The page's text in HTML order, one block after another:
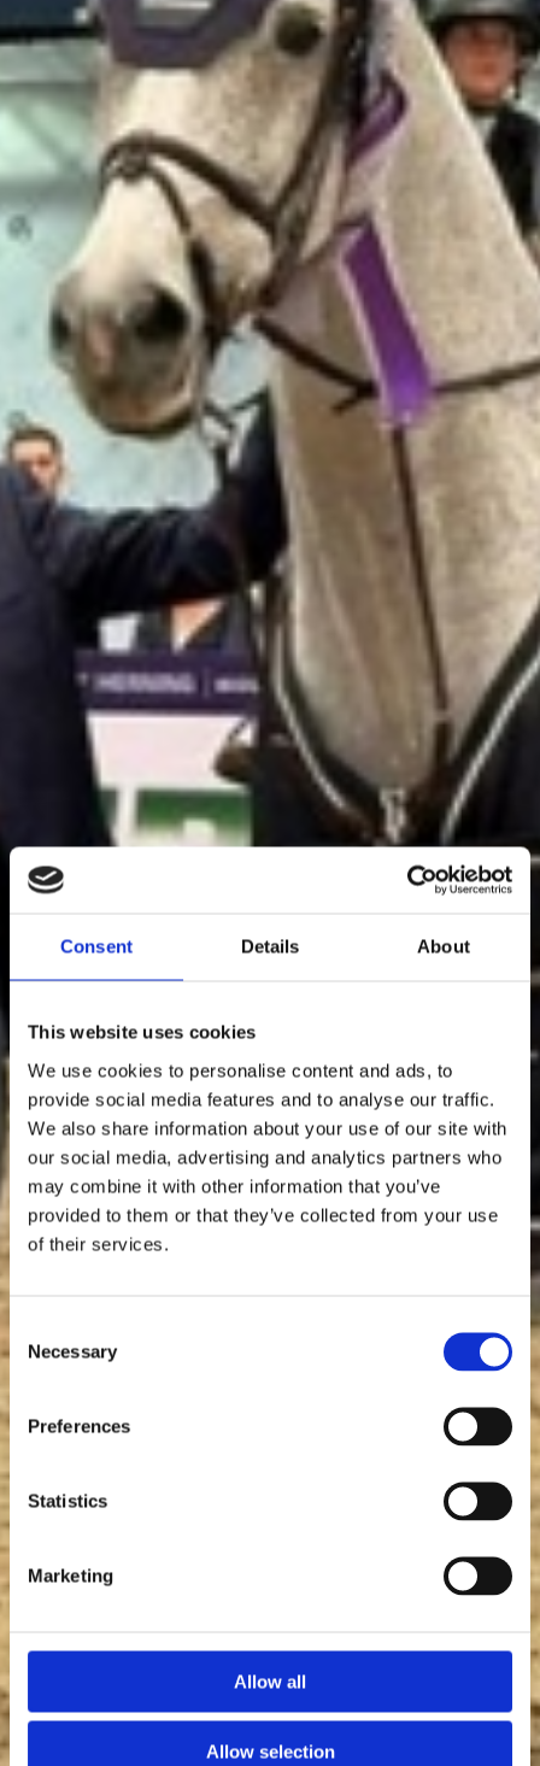
Consent Details About
This website uses cookies
We use cookies to personalise content and ads, to
provide social media features and to analyse our traffic.
We also share information about your use of our site with
our social media, advertising and analytics partners who
may combine it with other information that you’ve
provided to them or that they’ve collected from your use
of their services.
Consent
Selection
Necessary
Preferences
Statistics
Marketing
Allow all
Allow selection